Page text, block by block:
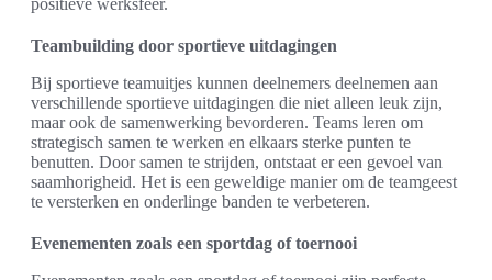
positieve werksfeer.
Teambuilding door sportieve uitdagingen
Bij sportieve teamuitjes kunnen deelnemers deelnemen aan
verschillende sportieve uitdagingen die niet alleen leuk zijn,
maar ook de samenwerking bevorderen. Teams leren om
strategisch samen te werken en elkaars sterke punten te
benutten. Door samen te strijden, ontstaat er een gevoel van
saamhorigheid. Het is een geweldige manier om de teamgeest
te versterken en onderlinge banden te verbeteren.
Evenementen zoals een sportdag of toernooi